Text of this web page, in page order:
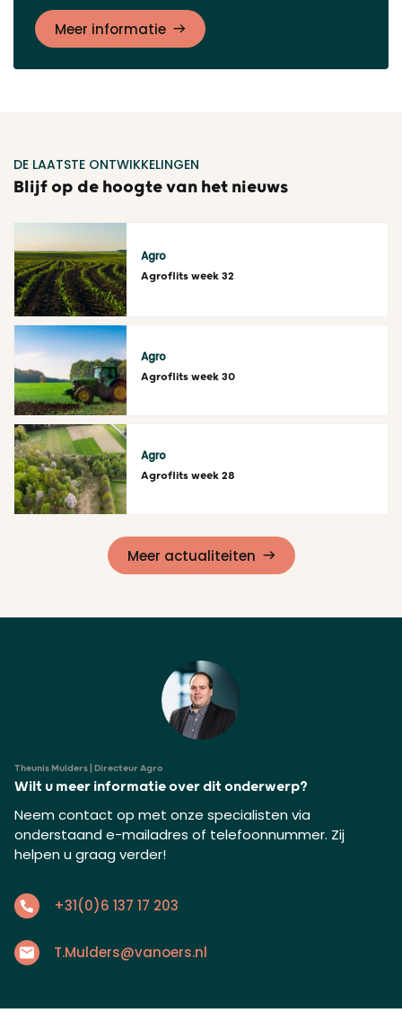
Meer informatie
DE LAATSTE ONTWIKKELINGEN
Blijf op de hoogte van het nieuws
Lees meer
Agro
Agroflits week 32
Lees meer
Agro
Agroflits week 30
Agro
Agroflits week 28
Meer actualiteiten
Theunis Mulders | Directeur Agro
Wilt u meer informatie over dit onderwerp?
Neem contact op met onze specialisten via
onderstaand e-mailadres of telefoonnummer. Zij
helpen u graag verder!
+31(0)6 137 17 203
T.Mulders@vanoers.nl